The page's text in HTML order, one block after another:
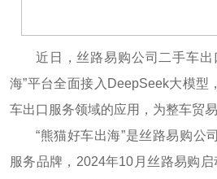
近日，丝路易购公司二手车出
海”平台全面接入DeepSeek大模型
车出口服务领域的应用，为整车贸
“熊猫好车出海”是丝路易购公
服务品牌，2024年10月丝路易购启